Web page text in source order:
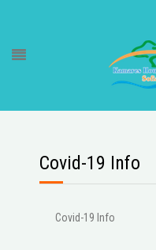
Covid-19 Info
Covid-19 Info